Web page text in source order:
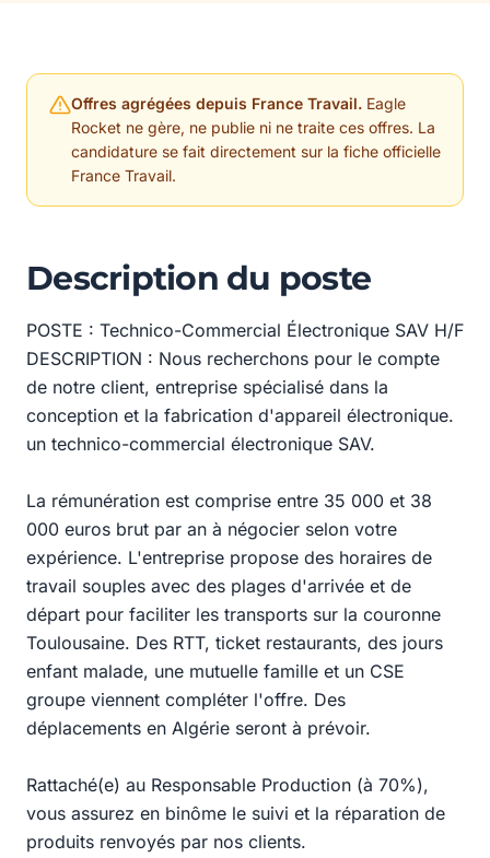
Offres agrégées depuis France Travail. Eagle
Rocket ne gère, ne publie ni ne traite ces offres. La
candidature se fait directement sur la fiche officielle
France Travail.
Description du poste
POSTE : Technico-Commercial Électronique SAV H/F
DESCRIPTION : Nous recherchons pour le compte
de notre client, entreprise spécialisé dans la
conception et la fabrication d'appareil électronique.
un technico-commercial électronique SAV.
La rémunération est comprise entre 35 000 et 38
000 euros brut par an à négocier selon votre
expérience. L'entreprise propose des horaires de
travail souples avec des plages d'arrivée et de
départ pour faciliter les transports sur la couronne
Toulousaine. Des RTT, ticket restaurants, des jours
enfant malade, une mutuelle famille et un CSE
groupe viennent compléter l'offre. Des
déplacements en Algérie seront à prévoir.
Rattaché(e) au Responsable Production (à 70%),
vous assurez en binôme le suivi et la réparation de
produits renvoyés par nos clients.